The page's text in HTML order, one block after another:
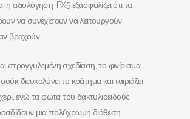
η αξιολόγηση IPX5 εξασφαλίζει ότι τα
να συνεχίσουν να λειτουργούν
βραχούν.
στρογγυλεμένη σχεδίαση, το φινίρισμα
διευκολύνει το κράτημα και ταιριάζει
ενώ τα φώτα του δακτυλιοειδούς
μια πολύχρωμη διάθεση.